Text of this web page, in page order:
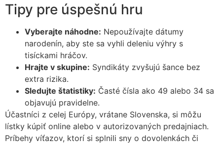
Tipy pre úspešnú hru
Vyberajte náhodne: Nepoužívajte dátumy
narodenín, aby ste sa vyhli deleniu výhry s
tisíckami hráčov.
Hrajte v skupine: Syndikáty zvyšujú šance bez
extra rizika.
Sledujte štatistiky: Časté čísla ako 49 alebo 34 sa
objavujú pravidelne.
Účastníci z celej Európy, vrátane Slovenska, si môžu
lístky kúpiť online alebo v autorizovaných predajniach.
Príbehy víťazov, ktorí si splnili sny o dovolenkách či